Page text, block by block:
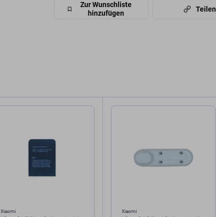
Zur Wunschliste
hinzufügen
Teilen
Xiaomi Xiaomi